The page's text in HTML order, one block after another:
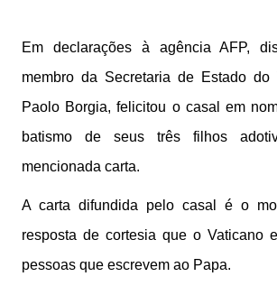
Em declarações à agência AFP,
membro da Secretaria de Estado do
Paolo Borgia, felicitou o casal em
batismo de seus três filhos
mencionada carta.
A carta difundida pelo casal é o
resposta de cortesia que o Vaticano
pessoas que escrevem ao Papa.